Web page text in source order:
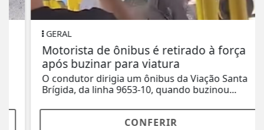
GERAL
Motorista de ônibus é retirado à força
após buzinar para viatura
O condutor dirigia um ônibus da Viação Santa
Brígida, da linha 9653-10, quando buzinou...
CONFERIR